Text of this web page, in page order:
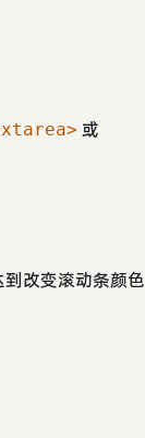
或
改变滚动条颜色